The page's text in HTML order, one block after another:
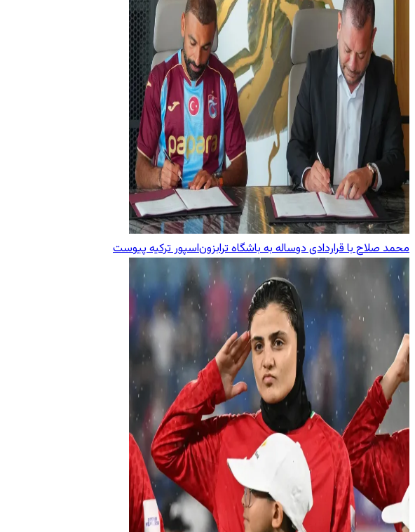
محمد صلاح با قراردادی دوساله به باشگاه ترابزون‌اسپور ترکیه پیوست